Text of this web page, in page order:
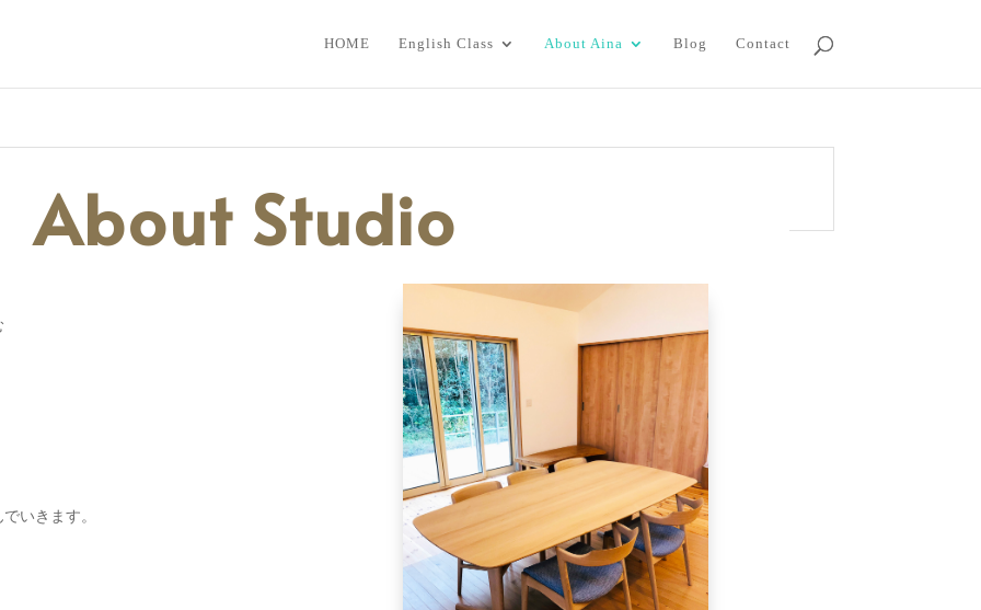
HOME English Class About Aina Blog Contact
About Studio
いきます。